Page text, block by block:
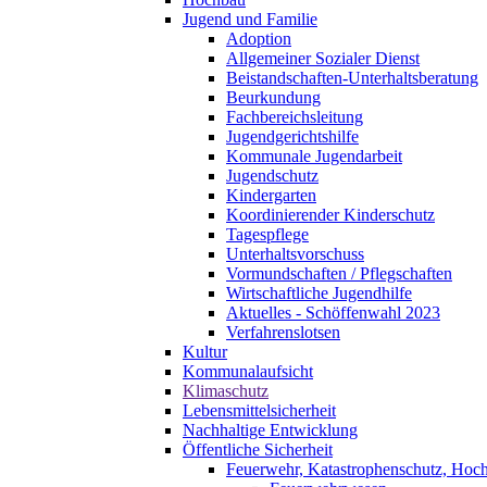
Jugend und Familie
Adoption
Allgemeiner Sozialer Dienst
Beistandschaften-Unterhaltsberatung
Beurkundung
Fachbereichsleitung
Jugendgerichtshilfe
Kommunale Jugendarbeit
Jugendschutz
Kindergarten
Koordinierender Kinderschutz
Tagespflege
Unterhaltsvorschuss
Vormundschaften / Pflegschaften
Wirtschaftliche Jugendhilfe
Aktuelles - Schöffenwahl 2023
Verfahrenslotsen
Kultur
Kommunalaufsicht
Klimaschutz
Lebensmittelsicherheit
Nachhaltige Entwicklung
Öffentliche Sicherheit
Feuerwehr, Katastrophenschutz,